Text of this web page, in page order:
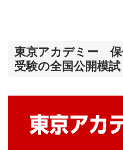
東京アカデミー 保
受験の全国公開模試